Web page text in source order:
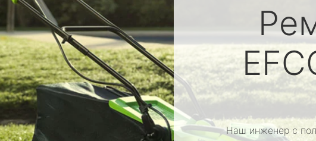
Наш инженер с